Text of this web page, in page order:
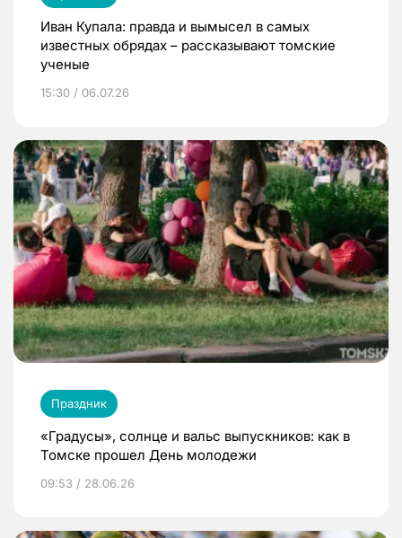
Иван Купала: правда и вымысел в самых
известных обрядах – рассказывают томские
ученые
15:30 / 06.07.26
Праздник
«Градусы», солнце и вальс выпускников: как в
Томске прошел День молодежи
09:53 / 28.06.26